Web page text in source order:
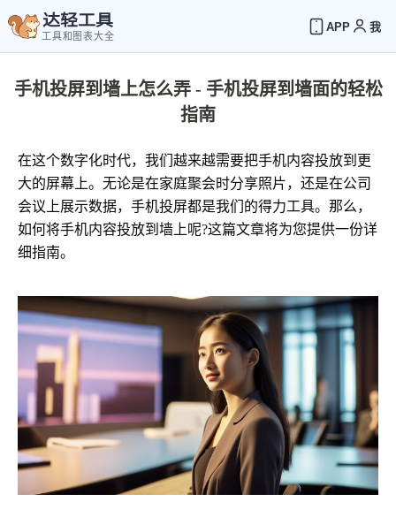
达轻工具
工具和图表大全
APP 我
手机投屏到墙上怎么弄 - 手机投屏到墙面的轻松
指南
在这个数字化时代，我们越来越需要把手机内容投放到更
大的屏幕上。无论是在家庭聚会时分享照片，还是在公司
会议上展示数据，手机投屏都是我们的得力工具。那么，
如何将手机内容投放到墙上呢?这篇文章将为您提供一份详
细指南。